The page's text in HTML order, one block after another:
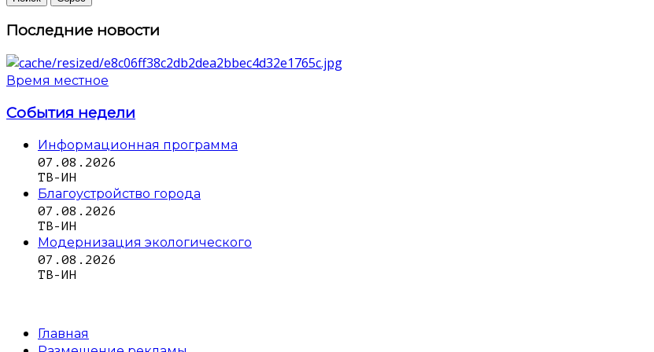
Последние новости
Время местное
События недели
Информационная программа
07.08.2026
ТВ-ИН
Благоустройство города
07.08.2026
ТВ-ИН
Модернизация экологического
07.08.2026
ТВ-ИН
Главная